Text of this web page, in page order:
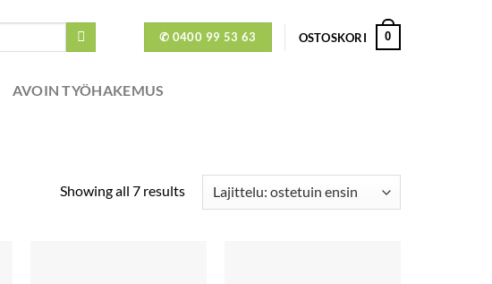
✆ 0400 99 53 63 OSTOSKORI 0
AVOIN TYÖHAKEMUS
Showing all 7 results